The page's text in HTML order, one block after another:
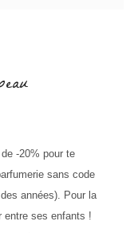
-20% pour te
sans code
années). Pour la
entre ses enfants !